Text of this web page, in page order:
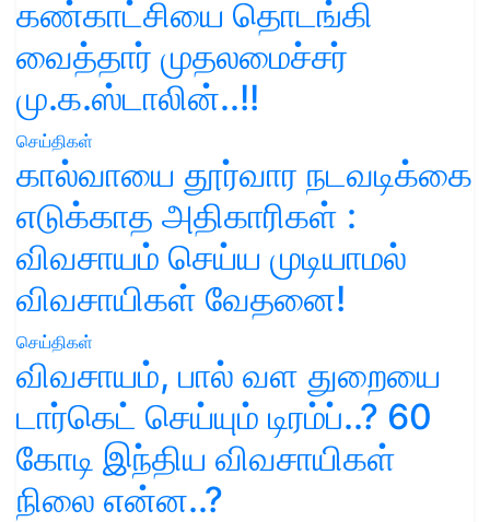
கண்காட்சியை தொடங்கி
வைத்தார் முதலமைச்சர்
மு.க.ஸ்டாலின்..!!
செய்திகள்
கால்வாயை தூர்வார நடவடிக்கை
எடுக்காத அதிகாரிகள் :
விவசாயம் செய்ய முடியாமல்
விவசாயிகள் வேதனை!
செய்திகள்
விவசாயம், பால் வள துறையை
டார்கெட் செய்யும் டிரம்ப்..? 60
கோடி இந்திய விவசாயிகள்
நிலை என்ன..?